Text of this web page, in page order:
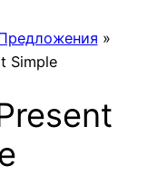
»
Simple